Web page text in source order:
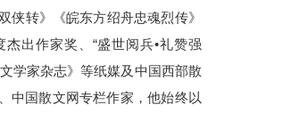
侠转》《皖东方绍舟忠魂烈传》
出作家奖、“盛世阅兵•礼赞强
学家杂志》等纸媒及中国西部散
中国散文网专栏作家，他始终以